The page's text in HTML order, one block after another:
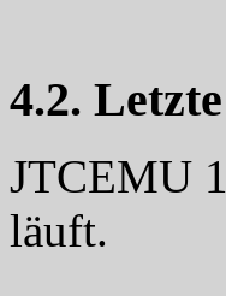
4.2.
JTCEMU
läuft.